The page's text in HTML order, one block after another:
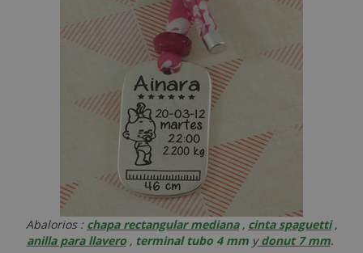
Abalorios : chapa rectangular mediana, cinta spaguetti,
anilla para llavero, terminal tubo 4 mmydonut 7 mm.